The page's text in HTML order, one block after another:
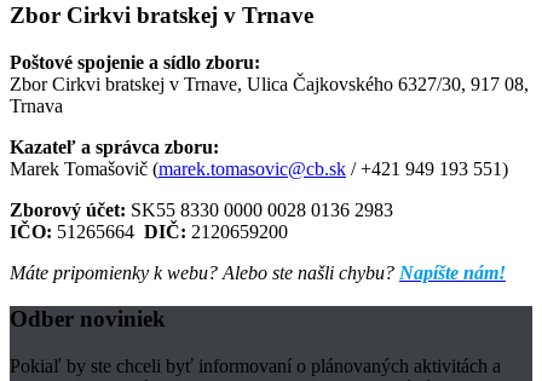
Zbor Cirkvi bratskej v Trnave
Poštové spojenie a sídlo zboru:
Zbor Cirkvi bratskej v Trnave, Ulica Čajkovského 6327/30, 917 08,
Trnava
Kazateľ a správca zboru:
Marek Tomašovič (marek.tomasovic@cb.sk / +421 949 193 551)
Zborový účet: SK55 8330 0000 0028 0136 2983
IČO: 51265664 DIČ: 2120659200
Máte pripomienky k webu? Alebo ste našli chybu? Napíšte nám!
Odber noviniek
Pokiaľ by ste chceli byť informovaní o plánovaných aktivitách a